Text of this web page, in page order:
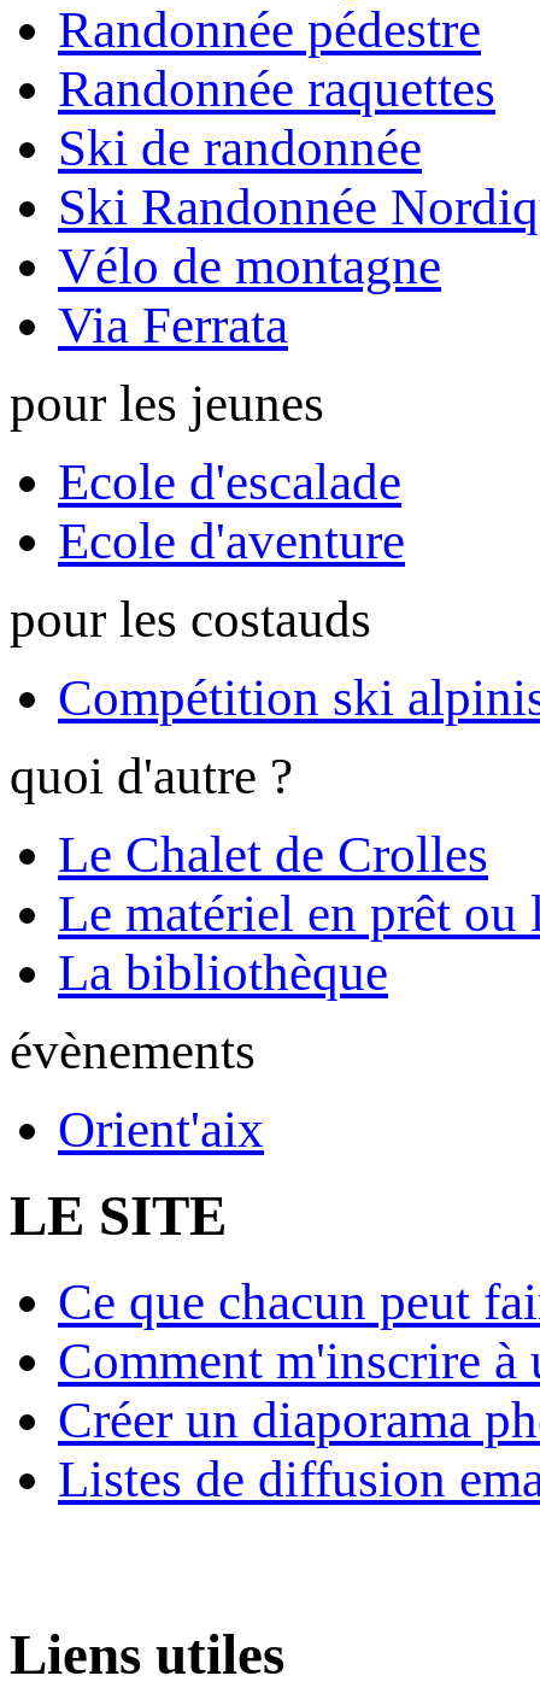
Randonnée pédestre
Randonnée raquettes
Ski de randonnée
Ski Randonnée
Vélo de montagne
Via Ferrata
pour les jeunes
Ecole d'escalade
Ecole d'aventure
pour les costauds
Compétition ski
quoi d'autre ?
Le Chalet de Crolles
Le matériel en prêt ou
La bibliothèque
évènements
Orient'aix
LE SITE
Ce que chacun peut
Comment m'inscrire à
Créer un diaporama
Listes de diffusion
Liens utiles